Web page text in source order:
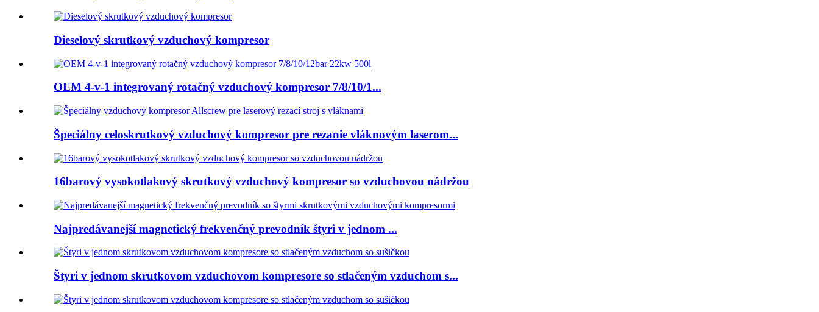
Dieselový skrutkový vzduchový kompresor
OEM 4-v-1 integrovaný rotačný vzduchový kompresor 7/8/10/1...
Špeciálny celoskrutkový vzduchový kompresor pre rezanie vláknovým laserom...
16barový vysokotlakový skrutkový vzduchový kompresor so vzduchovou nádržou
Najpredávanejší magnetický frekvenčný prevodník štyri v jednom ...
Štyri v jednom skrutkovom vzduchovom kompresore so stlačeným vzduchom s...